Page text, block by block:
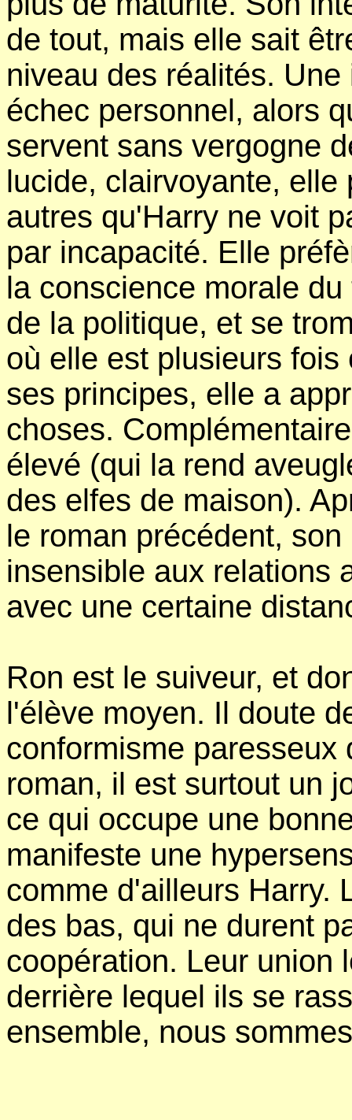
de tout, mais elle sait
niveau des réalités.
échec personnel, alors
servent sans vergogne
lucide, clairvoyante,
autres qu'Harry ne voit
par incapacité. Elle
la conscience morale
de la politique, et se
où elle est plusieurs
ses principes, elle a
choses.
élevé (qui la rend
des elfes de maison).
le roman précédent,
insensible aux relations
avec une certaine
Ron est le suiveur, et
l'élève moyen. Il doute
conformisme paresseux
roman, il est surtout un
ce qui occupe une
manifeste une
comme d'ailleurs Harry.
des bas, qui ne durent
coopération. Leur union
derrière lequel ils se
ensemble, nous